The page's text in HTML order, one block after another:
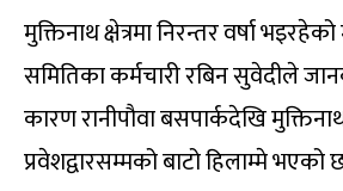
मुक्तिनाथ क्षेत्रमा निरन्तर वर्षा
समितिका कर्मचारी रबिन सुवेदीले
कारण रानीपौवा बसपार्कदेखि
प्रवेशद्वारसम्मको बाटो हिलाम्मे भएको